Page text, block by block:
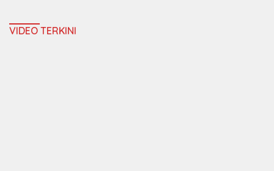
VIDEO TERKINI